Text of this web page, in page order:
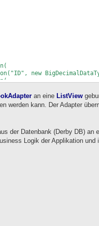
String[] {"ID"});
String[] {"IMAGE",
"TITLE"},
an eine ListView
werden kann. Der Adapter
der Datenbank (Derby DB) an
Logik der Applikation und